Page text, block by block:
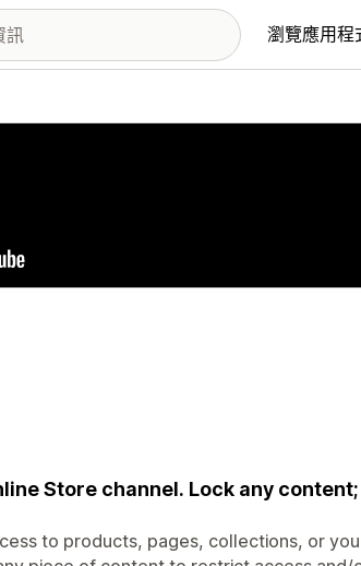
瀏覽應用程
Store channel. Lock any
to products, pages, collections, or